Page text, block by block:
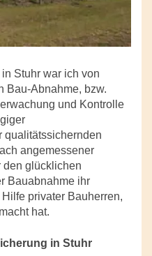
Stuhr war ich von
Bau-Abnahme, bzw.
und Kontrolle
qualitätssichernden
angemessener
den glücklichen
Bauabnahme ihr
privater Bauherren,
hat.
in Stuhr